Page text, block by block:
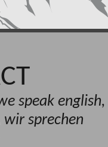
speak english,
wir sprechen